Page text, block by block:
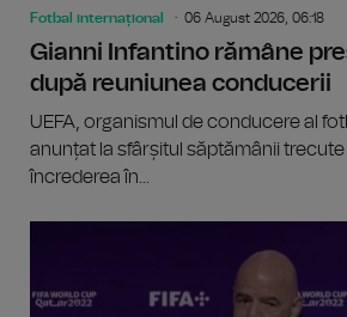
Fotbal internațional 06 August 2026, 06:18
Gianni Infantino rămâne
după reuniunea conducerii
UEFA, organismul de conducere al
anunțat la sfârșitul săptămânii
încrederea în...